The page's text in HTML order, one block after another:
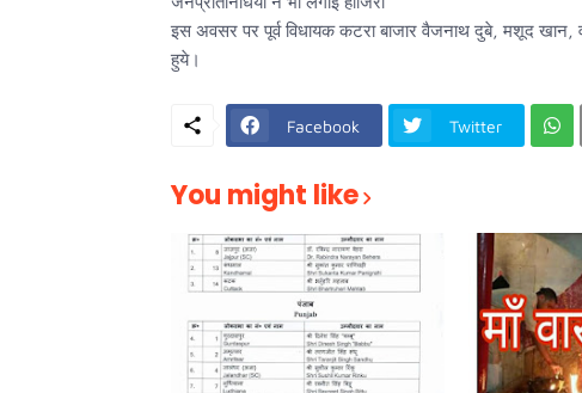
इस अवसर पर पूर्व विधायक कटरा बाजार वैजनाथ दुबे, मशूद
हुये।
Facebook Twitter
You might like